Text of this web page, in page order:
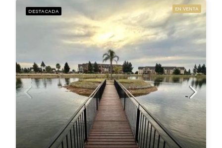
DESTACADA EN VENTA